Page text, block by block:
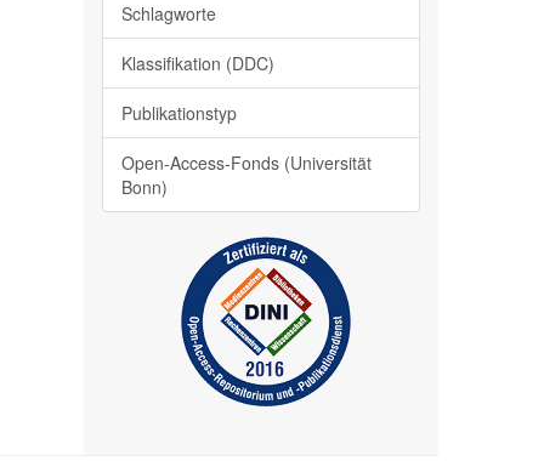
Schlagworte
Klassifikation (DDC)
Publikationstyp
Open-Access-Fonds (Universität
Bonn)